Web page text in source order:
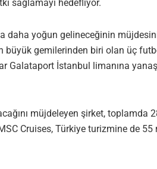
sağlamayı hedefliyor.
daha yoğun gelineceğinin
büyük gemilerinden biri olan üç
Galataport İstanbul limanına
müjdeleyen şirket, toplamda
Cruises, Türkiye turizmine de 55